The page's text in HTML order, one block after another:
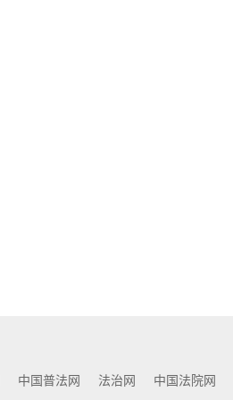
中国普法网 法治网 中国法院网